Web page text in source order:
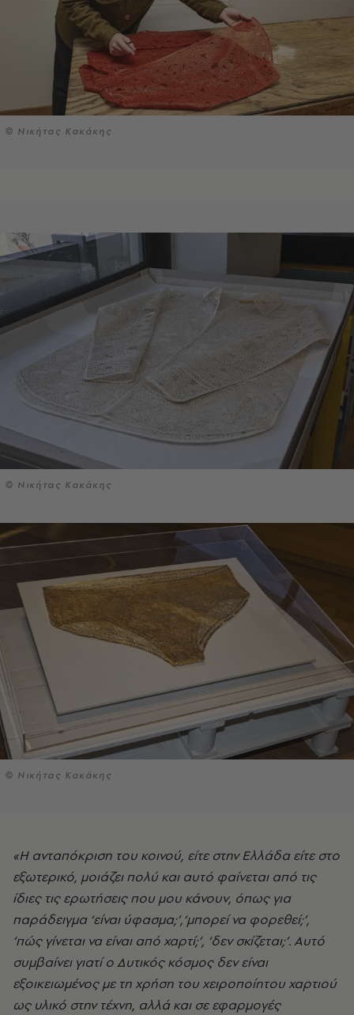
© Νικήτας Κακάκης
© Νικήτας Κακάκης
© Νικήτας Κακάκης
«Η ανταπόκριση του κοινού, είτε στην Ελλάδα είτε στο
εξωτερικό, μοιάζει πολύ και αυτό φαίνεται από τις
ίδιες τις ερωτήσεις που μου κάνουν, όπως για
παράδειγμα ‘είναι ύφασμα;’,‘μπορεί να φορεθεί;’,
‘πώς γίνεται να είναι από χαρτί;’, ‘δεν σκίζεται;’. Αυτό
συμβαίνει γιατί ο Δυτικός κόσμος δεν είναι
εξοικειωμένος με τη χρήση του χειροποίητου χαρτιού
ως υλικό στην τέχνη, αλλά και σε εφαρμογές